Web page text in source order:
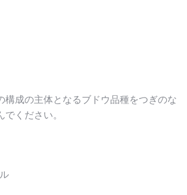
構成の主体となるブドウ品種をつぎのな
ください。